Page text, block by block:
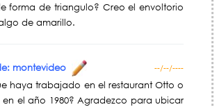
forma de triangulo? Creo el envoltorio
de amarillo.
montevideo --/--/----
haya trabajado en el restaurant Otto o
en el año 1980? Agradezco para ubicar